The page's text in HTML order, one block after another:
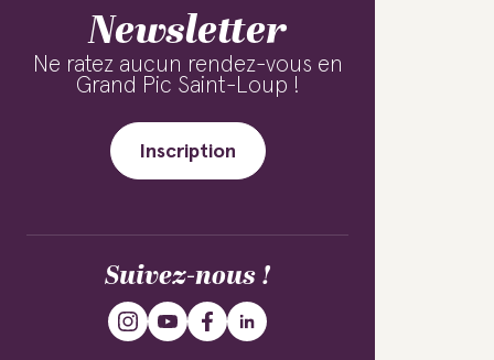
Newsletter
Ne ratez aucun rendez-vous en
Grand Pic Saint-Loup !
Inscription
Suivez-nous !